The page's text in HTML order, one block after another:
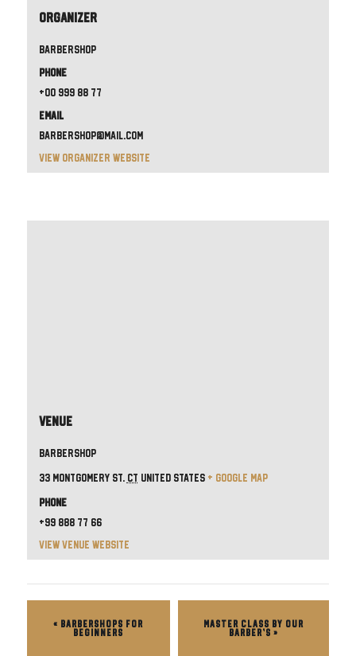
Organizer
Barbershop
Phone
+00 999 88 77
Email
barbershop@mail.com
View Organizer Website
Venue
Barbershop
33 Montgomery St. CT United States + Google Map
Phone
+99 888 77 66
View Venue Website
«
BARBERSHOPS FOR
BEGINNERS
MASTER CLASS BY OUR
BARBER’S»